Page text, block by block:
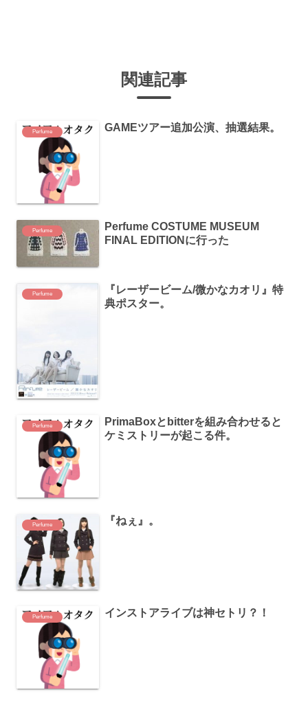
関連記事
Perfume GAMEツアー追加公演、抽選結果。
Perfume
Perfume COSTUME MUSEUM
FINAL EDITIONに行った
Perfume
『レーザービーム/微かなカオリ』特
典ポスター。
Perfume
PrimaBoxとbitterを組み合わせると
ケミストリーが起こる件。
Perfume 『ねぇ』。
Perfume インストアライブは神セトリ？！